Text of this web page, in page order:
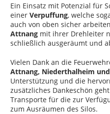
Ein Einsatz mit Potenzial für
einerVerpuffung, welche
auch von oben sicher
Attnang mit ihrer Drehleiter
schließlich ausgeräumt und
Vielen Dank an die
Attnang, Niederthalheim
Unterstützung und die
zusätzliches Dankeschön
Transporte für die zur
zum Ausräumen des Silos.